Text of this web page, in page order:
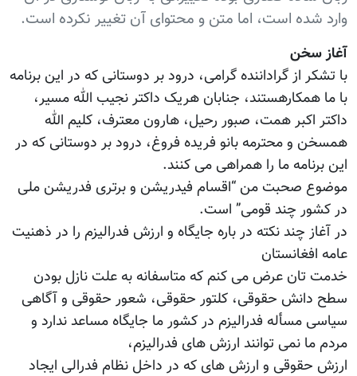
وارد شده است، اما متن و محتوای آن تغییر نکرده است.
آغاز سخن
با تشکر از گراداننده گرامی، درود بر دوستانی که در این برنامه
با ما همکارهستند، جنابان هریک داکتر نجیب الله مسیر،
داکتر اکبر همت، صبور رحیل، هارون معترف، کلیم الله
همسخن و محترمه بانو فریده فروغ، درود بر دوستانی که در
این برنامه ما را همراهی می کنند.
موضوع صحبت من “اقسام فیدریشن و برتری فدریشن ملی
در کشور چند قومی” است.
در آغاز چند نکته در باره جایگاه و ارزش فدرالیزم را در ذهنیت
عامه افغانستان
خدمت تان عرض می کنم که متاسفانه به علت نازل بودن
سطح دانش حقوقی، کلتور حقوقی، شعور حقوقی و آگاهی
سیاسی مسأله فدرالیزم در کشور ما جایگاه مساعد ندارد و
مردم ما نمی توانند ارزش های فدرالیزم،
ارزش حقوقی و ارزش های که در داخل نظام فدرالی ایجاد